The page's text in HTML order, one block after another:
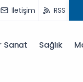
İletişim RSS
Sanat Sağlık